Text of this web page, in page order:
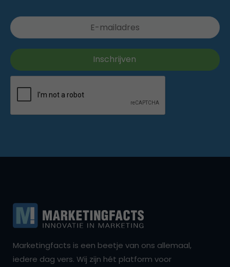
Marketingfacts is een beetje van ons allemaal,
iedere dag vers. Wij zijn hét platform voor